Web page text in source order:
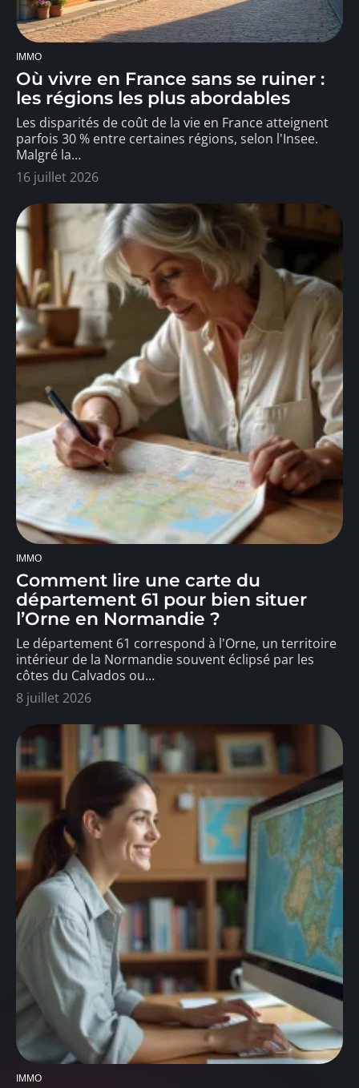
IMMO
Où vivre en France sans se ruiner :
les régions les plus abordables
Les disparités de coût de la vie en France atteignent
parfois 30 % entre certaines régions, selon l'Insee.
Malgré la…
16 juillet 2026
IMMO
Comment lire une carte du
département 61 pour bien situer
l’Orne en Normandie ?
Le département 61 correspond à l'Orne, un territoire
intérieur de la Normandie souvent éclipsé par les
côtes du Calvados ou…
8 juillet 2026
IMMO